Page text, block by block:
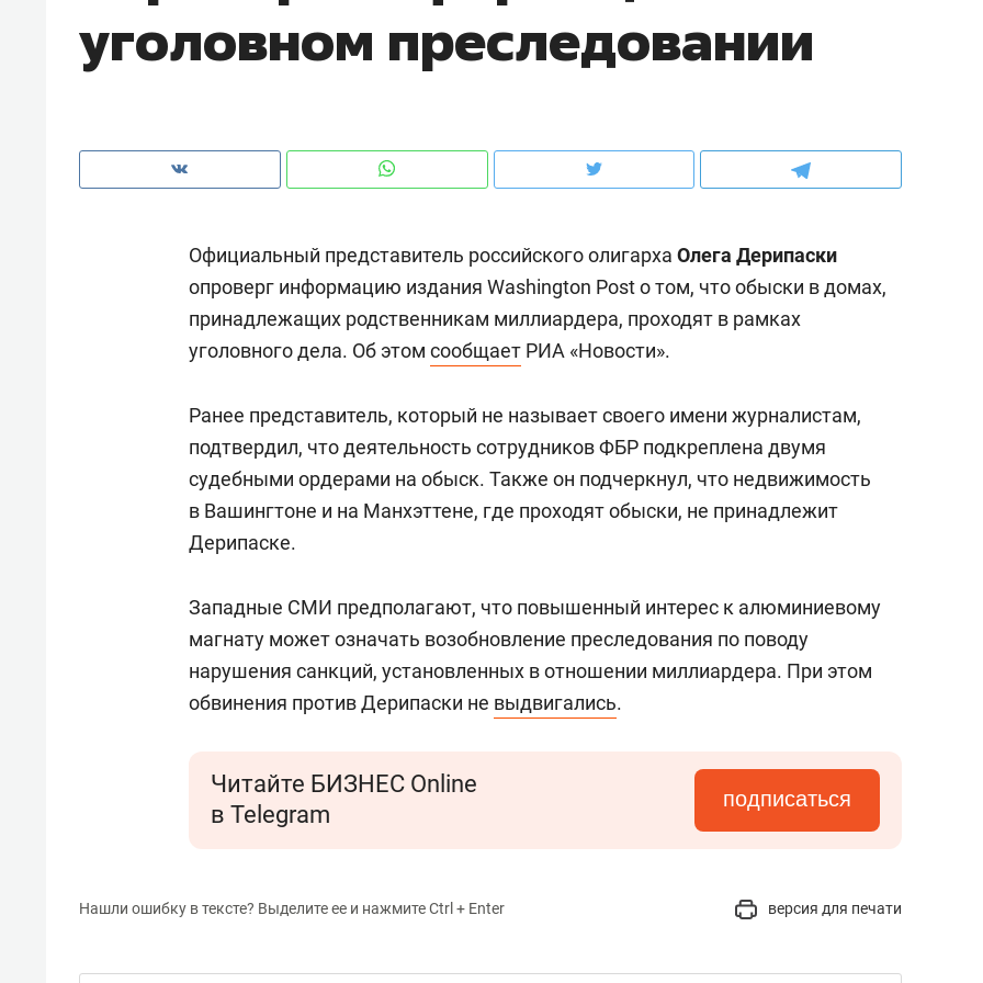
уголовном преследовании
Официальный представитель российского олигарха Олега Дерипаски
опроверг информацию издания Washington Post о том, что обыски в домах,
принадлежащих родственникам миллиардера, проходят в рамках
уголовного дела. Об этом сообщает РИА «Новости».
Ранее представитель, который не называет своего имени журналистам,
подтвердил, что деятельность сотрудников ФБР подкреплена двумя
судебными ордерами на обыск. Также он подчеркнул, что недвижимость
в Вашингтоне и на Манхэттене, где проходят обыски, не принадлежит
Дерипаске.
Западные СМИ предполагают, что повышенный интерес к алюминиевому
магнату может означать возобновление преследования по поводу
нарушения санкций, установленных в отношении миллиардера. При этом
обвинения против Дерипаски не выдвигались.
Читайте БИЗНЕС Online
в Telegram
подписаться
Нашли ошибку в тексте? Выделите ее и нажмите Ctrl + Enter версия для печати
чем интересен Оман?
клиентах и чудных запросах мастеров
Оставить шум за волной: как
строят тишину в казанском
ЖК «Заря»
Психотерапевт «Фороса»:
«Директорский невроз» –
когда человек не считает
свою сверхнагрузку
Дизайнер-прораб
Наседкина: «Ремонт
с мебелью за 2
для меня это